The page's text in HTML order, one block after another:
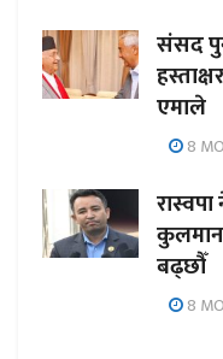
संसद
एमाले
8
कुलमान
बढ्छौँ
8